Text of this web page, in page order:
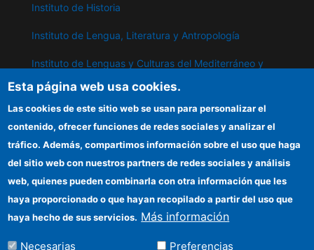
Instituto de Historia
Instituto de Lengua, Literatura y Antropología
Instituto de Lenguas y Culturas del Mediterráneo y
Instituto de Políticas y Bienes Públicos
IPP
Sede electrónica CSIC
Información para proveedores
Organismos financiadores
Esta página web usa cookies.
Las cookies de este sitio web se usan para personalizar el
contenido, ofrecer funciones de redes sociales y analizar el
tráfico. Además, compartimos información sobre el uso que haga
del sitio web con nuestros partners de redes sociales y análisis
web, quienes pueden combinarla con otra información que les
haya proporcionado o que hayan recopilado a partir del uso que
haya hecho de sus servicios. Más información
Necesarias Preferencias